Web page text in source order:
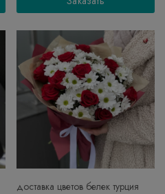
доставка цветов белек турция